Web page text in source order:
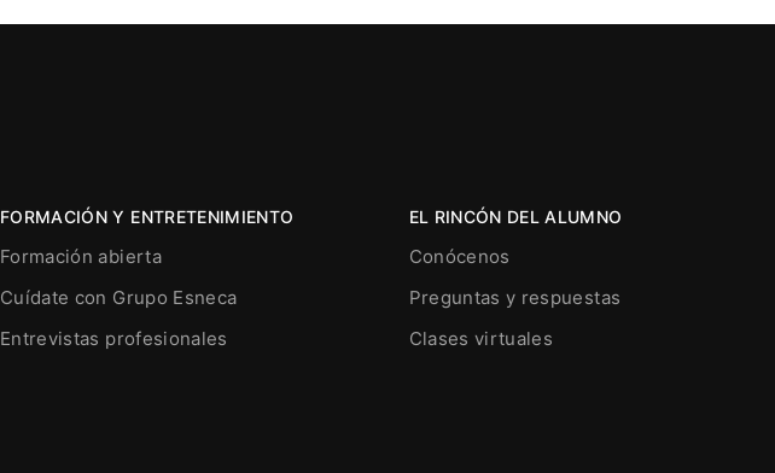
FORMACIÓN Y ENTRETENIMIENTO
Formación abierta
Cuídate con Grupo Esneca
Entrevistas profesionales
EL RINCÓN DEL ALUMNO
Conócenos
Preguntas y respuestas
Clases virtuales